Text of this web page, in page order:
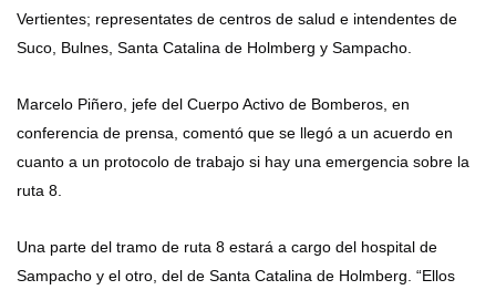
Vertientes; representates de centros de salud e intendentes de
Suco, Bulnes, Santa Catalina de Holmberg y Sampacho.
Marcelo Piñero, jefe del Cuerpo Activo de Bomberos, en
conferencia de prensa, comentó que se llegó a un acuerdo en
cuanto a un protocolo de trabajo si hay una emergencia sobre la
ruta 8.
Una parte del tramo de ruta 8 estará a cargo del hospital de
Sampacho y el otro, del de Santa Catalina de Holmberg. “Ellos